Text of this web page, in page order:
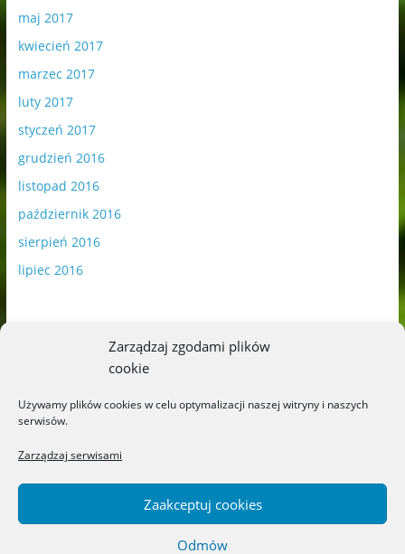
Zarządzaj zgodami plików
cookie
Używamy plików cookies w celu optymalizacji naszej witryny i naszych
serwisów.
Zarządzaj serwisami
Zaakceptuj cookies
Odmów
maj 2017
kwiecień 2017
marzec 2017
luty 2017
styczeń 2017
grudzień 2016
listopad 2016
październik 2016
sierpień 2016
lipiec 2016